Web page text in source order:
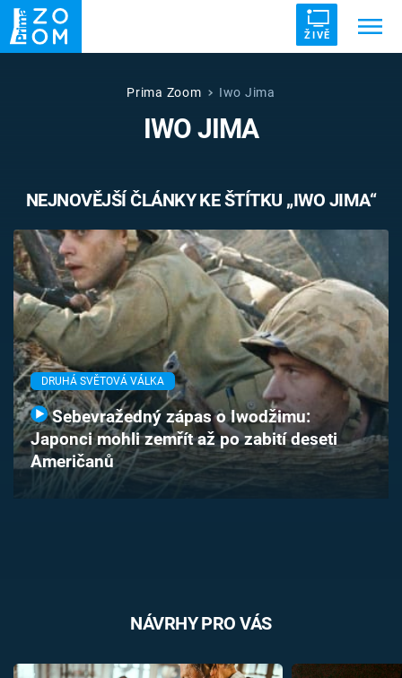
ŽIVĚ
UFO DRUHÁ SVĚTOVÁ VÁLKA
VETŘELCI DÁVNOVĚKU
Témata
Témata
Pořady
TV Program
Časopis
Sledujte prima+
Prima Zoom Iwo Jima
IWO JIMA
NEJNOVĚJŠÍ ČLÁNKY KE ŠTÍTKU „IWO JIMA“
DRUHÁ SVĚTOVÁ VÁLKA
Sebevražedný zápas o Iwodžimu:
Japonci mohli zemřít až po zabití deseti
Američanů
NÁVRHY PRO VÁS